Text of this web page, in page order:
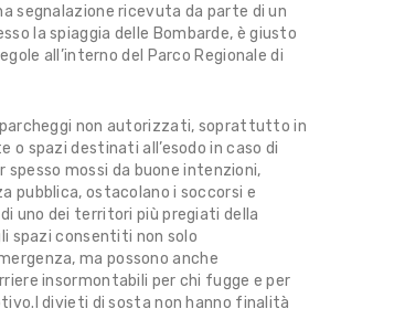
segnalazione ricevuta da parte di un
la spiaggia delle Bombarde, è giusto
all’interno del Parco Regionale di
non autorizzati, soprattutto in
spazi destinati all’esodo in caso di
mossi da buone intenzioni,
pubblica, ostacolano i soccorsi e
uno dei territori più pregiati della
spazi consentiti non solo
ma possono anche
insormontabili per chi fugge e per
divieti di sosta non hanno finalità